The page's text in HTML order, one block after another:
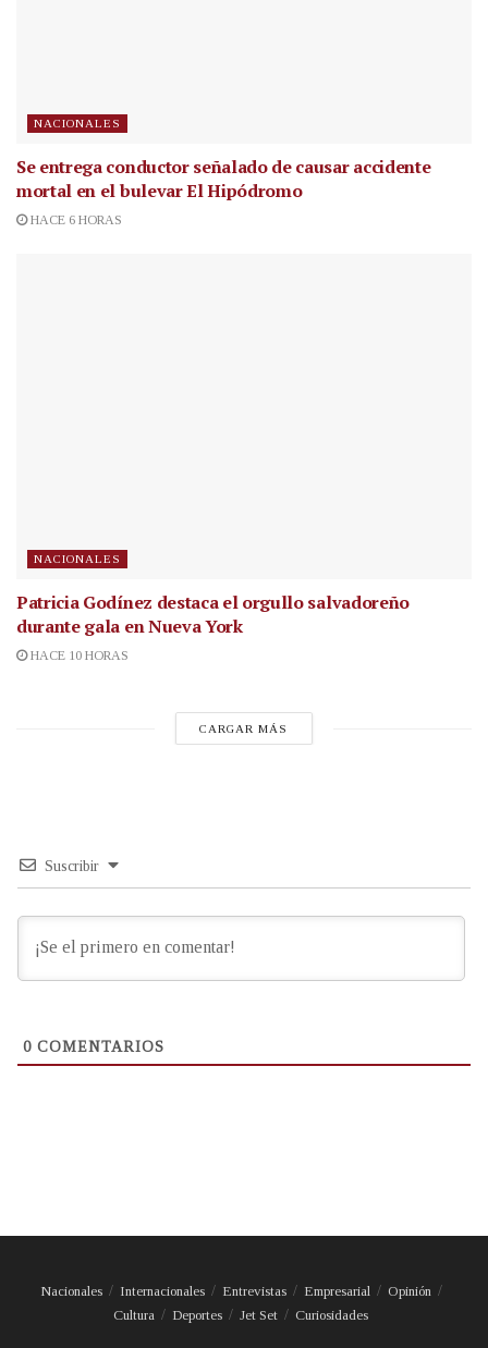
NACIONALES
Se entrega conductor señalado de causar accidente
mortal en el bulevar El Hipódromo
HACE 6 HORAS
NACIONALES
Patricia Godínez destaca el orgullo salvadoreño
durante gala en Nueva York
HACE 10 HORAS
CARGAR MÁS
Suscribir
0 COMENTARIOS
Nacionales Internacionales Entrevistas Empresarial
Opinión
Cultura
Deportes Jet Set Curiosidades